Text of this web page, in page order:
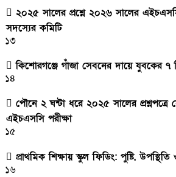
২০২৫ সালের প্রশ্নে ২০২৬ সালের
সদস্যের কমিটি
১৩
কিশোরগঞ্জে গাঁজা সেবনের দায়ে যুবকের ৭
১৪
পৌনে ২ ঘন্টা ধরে ২০২৫ সালের
এইচএসসি পরীক্ষা
১৫
প্রাথমিক শিক্ষায় স্কুল ফিডিং: পুষ্টি,
১৬